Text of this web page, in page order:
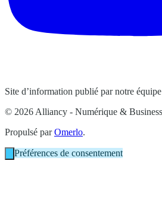
Site d’information publié par notre
© 2026 Alliancy - Numérique &
Propulsé parOmerlo.
Préférences de consentement